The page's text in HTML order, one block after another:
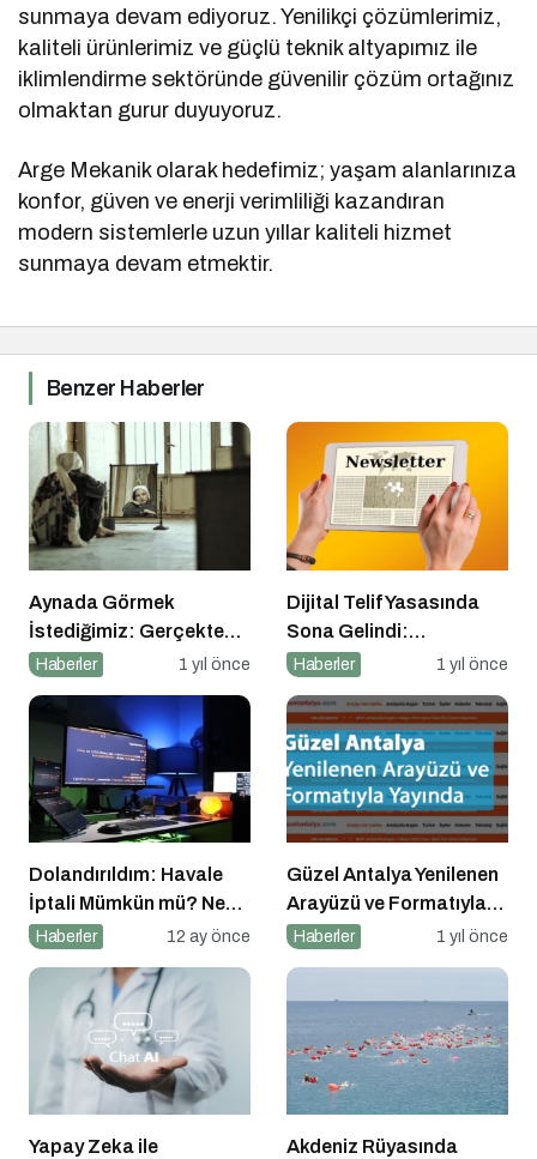
sunmaya devam ediyoruz. Yenilikçi çözümlerimiz,
kaliteli ürünlerimiz ve güçlü teknik altyapımız ile
iklimlendirme sektöründe güvenilir çözüm ortağınız
olmaktan gurur duyuyoruz.
Arge Mekanik olarak hedefimiz; yaşam alanlarınıza
konfor, güven ve enerji verimliliği kazandıran
modern sistemlerle uzun yıllar kaliteli hizmet
sunmaya devam etmektir.
Benzer Haberler
Aynada Görmek
İstediğimiz: Gerçekten
Kimiz?
Haberler 1 yıl önce
Dijital Telif Yasasında
Sona Gelindi:
Yayıncılara Haziran
Haberler 1 yıl önce
Dolandırıldım: Havale
İptali Mümkün mü? Ne
Yapmalıyım?
Haberler 12 ay önce
Güzel Antalya Yenilenen
Arayüzü ve Formatıyla
Yayında
Haberler 1 yıl önce
Yapay Zeka ile
Akdeniz Rüyasında